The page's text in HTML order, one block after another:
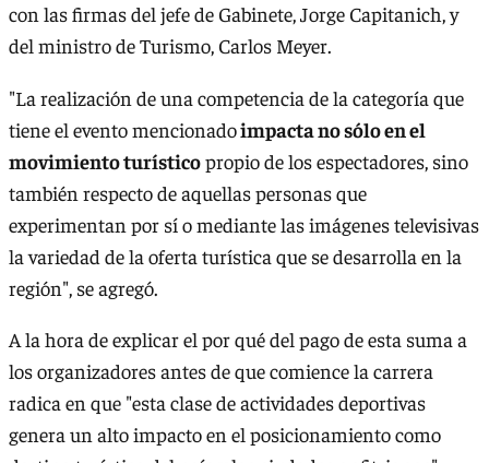
con las firmas del jefe de Gabinete, Jorge Capitanich, y
del ministro de Turismo, Carlos Meyer.
"La realización de una competencia de la categoría que
tiene el evento mencionadoimpacta no sólo en el
movimiento turísticopropio de los espectadores, sino
también respecto de aquellas personas que
experimentan por sí o mediante las imágenes televisivas
la variedad de la oferta turística que se desarrolla en la
región", se agregó.
A la hora de explicar el por qué del pago de esta suma a
los organizadores antes de que comience la carrera
radica en que "esta clase de actividades deportivas
genera un alto impacto en el posicionamiento como